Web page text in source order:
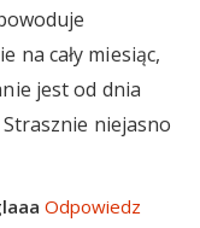
na cały miesiąc,
jest od dnia
niejasno
Odpowiedz